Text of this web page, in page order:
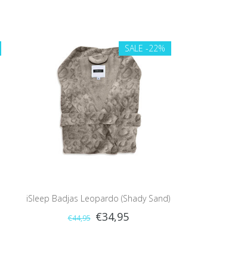
SALE -22%
iSleep Badjas Leopardo (Shady Sand)
€44,95 €34,95